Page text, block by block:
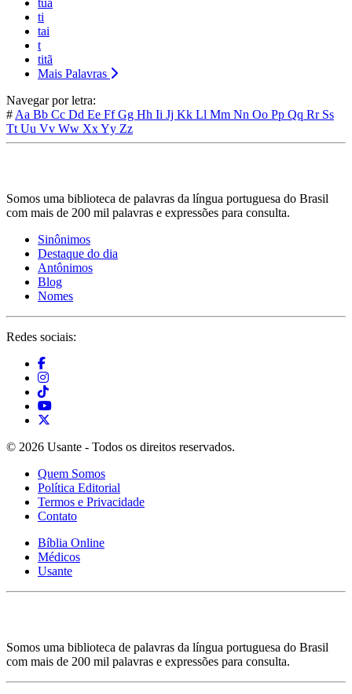
ti
tai
t
titã
Mais Palavras
Navegar por letra:
# Aa Bb Cc Dd Ee FfGg Hh Ii Jj Kk Ll Mm Nn Oo Pp Qq Rr Ss
Tt Uu Vv Ww XxYy Zz
Somos uma biblioteca de palavras da língua portuguesa do Brasil
com mais de 200 mil palavras e expressões para consulta.
Sinônimos
Destaque do dia
Antônimos
Blog
Nomes
Redes sociais:
© 2026 Usante - Todos os direitos reservados.
Quem Somos
Política Editorial
Termos e Privacidade
Contato
Bíblia Online
Médicos
Usante
Somos uma biblioteca de palavras da língua portuguesa do Brasil
com mais de 200 mil palavras e expressões para consulta.